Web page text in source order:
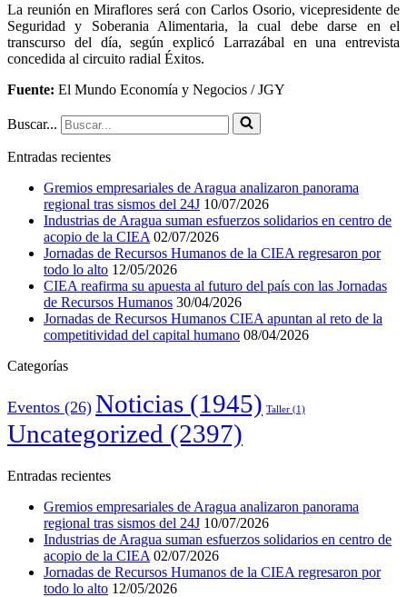
La reunión en Miraflores será con Carlos Osorio, vicepresidente de
Seguridad y Soberania Alimentaria, la cual debe darse en el
transcurso del día, según explicó Larrazábal en una entrevista
concedida al circuito radial Éxitos.
Fuente: El Mundo Economía y Negocios / JGY
Buscar...
Entradas recientes
Gremios empresariales de Aragua analizaron panorama
regional tras sismos del 24J 10/07/2026
Industrias de Aragua suman esfuerzos solidarios en centro de
acopio de la CIEA 02/07/2026
Jornadas de Recursos Humanos de la CIEA regresaron por
todo lo alto 12/05/2026
CIEA reafirma su apuesta al futuro del país con las Jornadas
de Recursos Humanos 30/04/2026
Jornadas de Recursos Humanos CIEA apuntan al reto de la
competitividad del capital humano 08/04/2026
Categorías
Eventos (26) Noticias (1945) Taller (1)
Uncategorized (2397)
Entradas recientes
Gremios empresariales de Aragua analizaron panorama
regional tras sismos del 24J 10/07/2026
Industrias de Aragua suman esfuerzos solidarios en centro de
acopio de la CIEA 02/07/2026
Jornadas de Recursos Humanos de la CIEA regresaron por
todo lo alto 12/05/2026